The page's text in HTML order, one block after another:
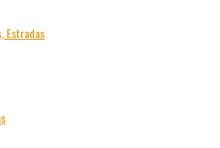
Estradas